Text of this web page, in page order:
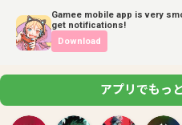
Gamee mobile app is very
get notifications!
Download
アプリでもっ